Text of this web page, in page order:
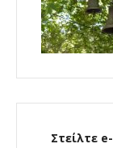
Στείλτε